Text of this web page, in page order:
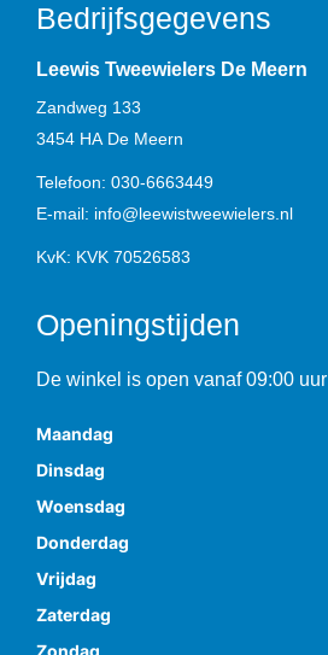
Bedrijfsgegevens
Leewis Tweewielers De Meern
Zandweg 133
3454 HA De Meern
Telefoon: 030-6663449
E-mail: info@leewistweewielers.nl
KvK: KVK 70526583
Openingstijden
De winkel is open vanaf 09:00 uur
Maandag
Dinsdag
Woensdag
Donderdag
Vrijdag
Zaterdag
Zondag